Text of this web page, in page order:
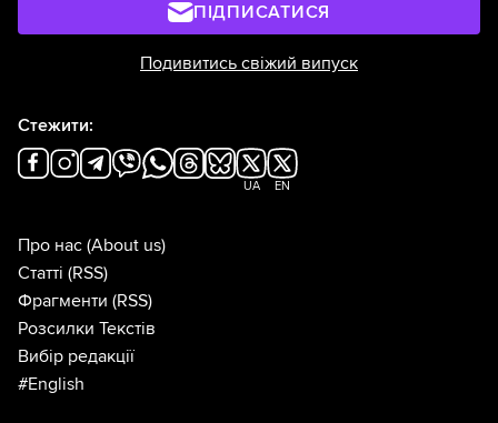
ПІДПИСАТИСЯ
Подивитись свіжий випуск
Стежити:
UA EN
Про нас (About us)
Статті (RSS)
Фрагменти (RSS)
Розсилки Текстів
Вибір редакції
#English